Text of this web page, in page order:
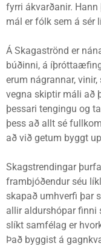
fyrri ákvarðanir.
mál er fólk sem á
Á Skagaströnd er
búðinni, á
erum nágrannar,
vegna skiptir máli að
þessari tengingu og
þess að allt sé
að við getum byggt
Skagstrendingar
frambjóðendur séu
skapað umhverfi þar
allir aldurshópar finni
slíkt samfélag er
Það byggist á